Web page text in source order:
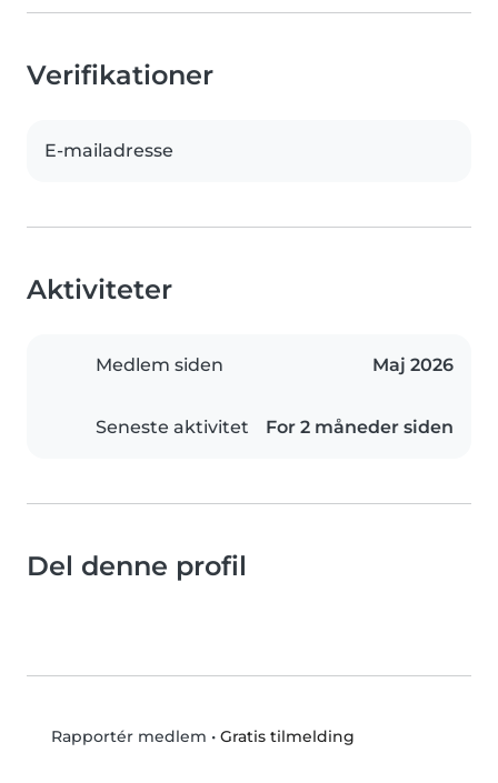
Verifikationer
E-mailadresse
Aktiviteter
Medlem siden Maj 2026
Seneste aktivitet For 2 måneder siden
Del denne profil
Rapportér medlem • Gratis tilmelding